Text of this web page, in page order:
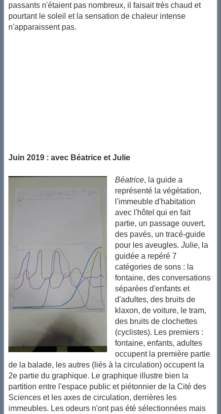
passants n'étaient pas nombreux, il faisait très chaud et
pourtant le soleil et la sensation de chaleur intense
n'apparaissent pas.
Juin 2019 : avec Béatrice et Julie
Béatrice, la guide a
représenté la végétation,
l'immeuble d'habitation
avec l'hôtel qui en fait
partie, un passage ouvert,
des pavés, un tracé-guide
pour les aveugles. Julie, la
guidée a repéré 7
catégories de sons : la
fontaine, des conversations
séparées d'enfants et
d'adultes, des bruits de
klaxon, de voiture, le tram,
des bruits de clochettes
(cyclistes). Les premiers :
fontaine, enfants, adultes
occupent la première partie
de la balade, les autres (liés à la circulation) occupent la
2e partie du graphique. Le graphique illustre bien la
partition entre l'espace public et piétonnier de la Cité des
Sciences et les axes de circulation, derrières les
immeubles. Les odeurs n'ont pas été sélectionnées mais